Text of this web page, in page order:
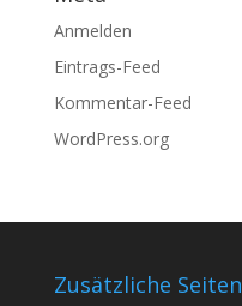
Anmelden
Eintrags-Feed
Kommentar-Feed
WordPress.org
Zusätzliche Seiten